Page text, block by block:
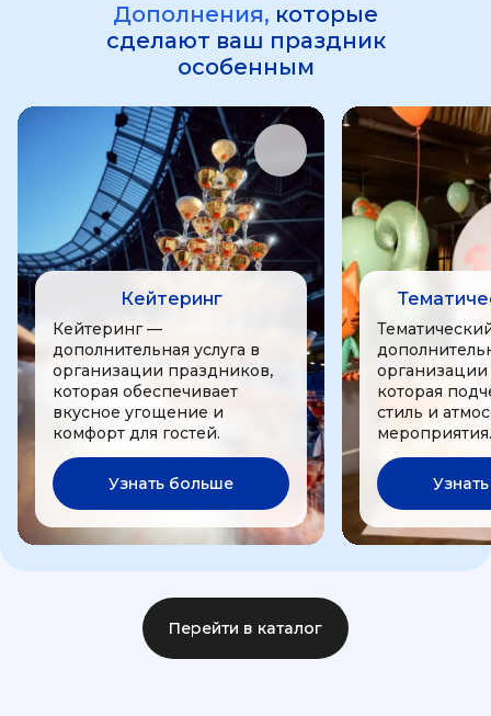
Дополнения, которые
сделают ваш праздник
особенным
Кейтеринг
Кейтеринг —
дополнительная услуга в
организации праздников,
которая обеспечивает
вкусное угощение и
комфорт для гостей.
Узнать больше
которая
стиль и
мероприятия.
Перейти в каталог